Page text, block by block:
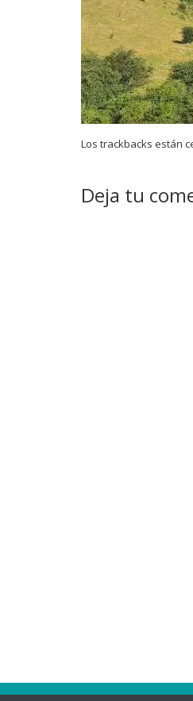
Los trackbacks están
Deja tu